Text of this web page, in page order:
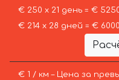
€ 250 х 21 день = €
€ 214 х 28 дней = €
€ 1 / км – Цена за